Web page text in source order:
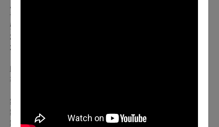
音樂設計｜柯智豪
聲音設計｜洪伊俊
2017與2019年首演服裝設計｜李育昇
2017與2019年首演燈光設計｜徐子涵
助理導演｜陳煜典
導演助理｜林瑞恩
舞台監督｜鄧名佑
舞台技術指導｜呂中
舞台設計助理｜楊凱淇